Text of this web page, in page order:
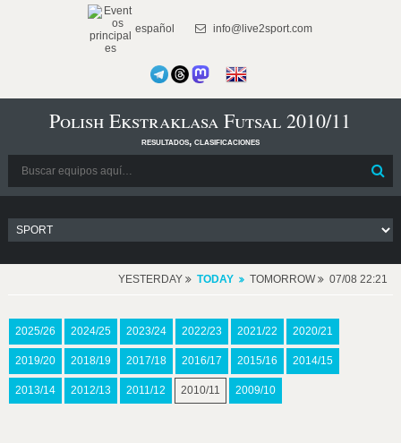
español info@live2sport.com
Polish Ekstraklasa Futsal 2010/11
resultados, clasificaciones
YESTERDAY TODAY TOMORROW 07/08 22:21
2025/26 2024/25 2023/24 2022/23 2021/22 2020/21
2019/20 2018/19 2017/18 2016/17 2015/16 2014/15
2013/14 2012/13 2011/12 2010/11 2009/10